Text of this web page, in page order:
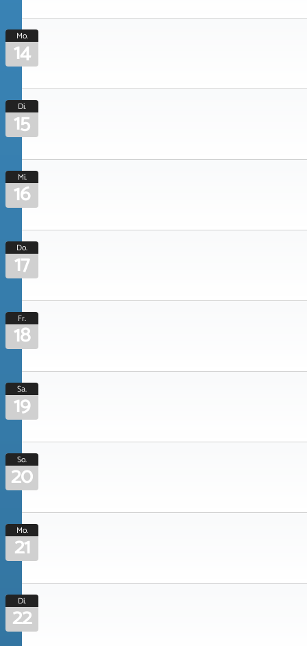
Mo.
14
Di.
15
Mi.
16
Do.
17
Fr.
18
Sa.
19
So.
20
Mo.
21
Di.
22